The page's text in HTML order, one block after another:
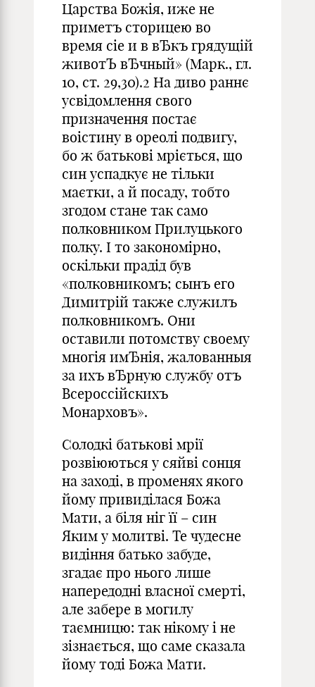
Царства Божія, иже не
приметъ сторицею во
время сіе и в вЂкъ грядущій
животЪ вЂчный» (Марк., гл.
10, ст. 29,30).2 На диво раннє
усвідомлення свого
призначення постає
воістину в ореолі подвигу,
бо ж батькові мріється, що
син успадкує не тільки
маєтки, а й посаду, тобто
згодом стане так само
полковником Прилуцького
полку. І то закономірно,
оскільки прадід був
«полковникомъ; сынъ его
Димитрiй также служилъ
полковникомъ. Они
оставили потомству своему
многiя имЂнiя, жалованныя
за ихъ вЂрную службу отъ
Всероссiйскихъ
Монарховъ».
Солодкі батькові мрії
розвіюються у сяйві сонця
на заході, в променях якого
йому привиділася Божа
Мати, а біля ніг її – син
Яким у молитві. Те чудесне
видіння батько забуде,
згадає про нього лише
напередодні власної смерті,
але забере в могилу
таємницю: так нікому і не
зізнається, що саме сказала
йому тоді Божа Мати.